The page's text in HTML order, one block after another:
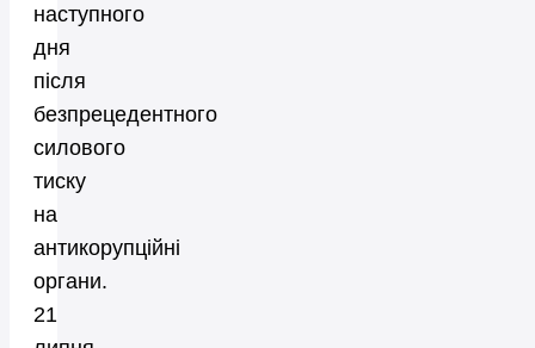
наступного
дня
після
безпрецедентного
силового
тиску
на
антикорупційні
органи.
21